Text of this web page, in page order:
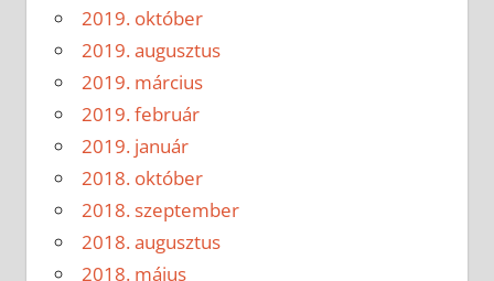
2019. október
2019. augusztus
2019. március
2019. február
2019. január
2018. október
2018. szeptember
2018. augusztus
2018. május